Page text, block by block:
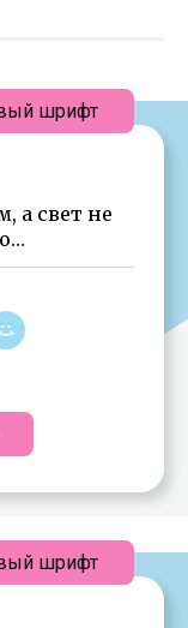
а свет не
шрифт
шрифт